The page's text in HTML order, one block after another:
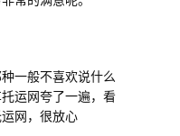
一般不喜欢说什么
运网夸了一遍，看
网，很放心